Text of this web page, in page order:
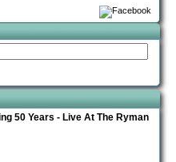
50 Years - Live At The Ryman